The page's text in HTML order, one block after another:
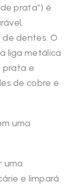
prata”) é
dentes. O
liga metálica
prata e
de cobre e
uma
uma
e limpará